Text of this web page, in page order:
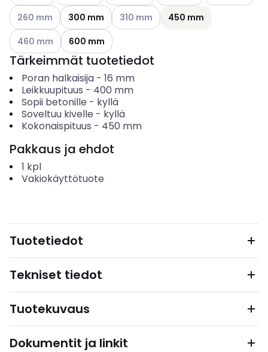
Katso käytettävissä olevat vaihtoehdot
260 mm 300 mm Katso käytettävissä olevat
310 mm
450 mm
Katso käytettävissä olevat vaihtoehdot
460 mm 600 mm
Tärkeimmät tuotetiedot
Poran halkaisija- 16 mm
Leikkuupituus - 400 mm
Sopii betonille - kyllä
Soveltuu kivelle - kyllä
Kokonaispituus - 450 mm
Pakkaus ja ehdot
1 kpl
Vakiokäyttötuote
Tuotetiedot
Tekniset tiedot
Tuotekuvaus
Dokumentit ja linkit